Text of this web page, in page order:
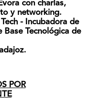
con charlas,
y networking.
- Incubadora de
Base Tecnológica de
POR